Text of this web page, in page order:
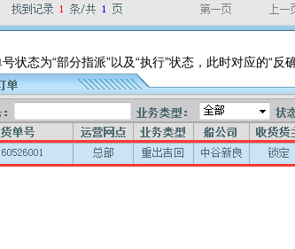
状态为“部分指派”以及“执行”状态，此时对应的“反